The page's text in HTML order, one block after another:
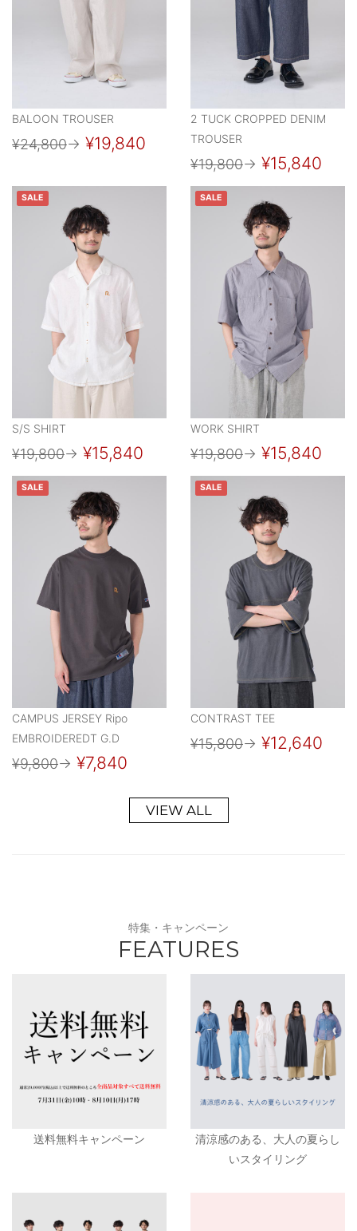
BALOON TROUSER
¥24,800→ ¥19,840
2 TUCK CROPPED DENIM
TROUSER
¥19,800→ ¥15,840
SALE
S/S SHIRT
¥19,800→ ¥15,840
SALE
WORK SHIRT
¥19,800→ ¥15,840
SALE
CAMPUS JERSEY Ripo
EMBROIDEREDT G.D
¥9,800→ ¥7,840
SALE
CONTRAST TEE
¥15,800→ ¥12,640
VIEW ALL
特集・キャンペーン
FEATURES
送料無料キャンペーン
清涼感のある、大人の夏らし
いスタイリング